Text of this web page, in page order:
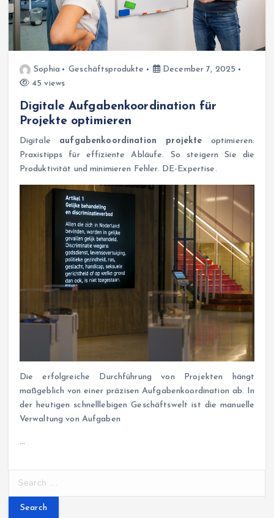
Sophia Geschäftsprodukte
December 7, 2025
45 views
Digitale Aufgabenkoordination für
Projekte optimieren
Digitale aufgabenkoordination projekte optimieren:
Praxistipps für effiziente Abläufe. So steigern Sie die
Produktivität und minimieren Fehler. DE-Expertise.
Die erfolgreiche Durchführung von Projekten hängt
maßgeblich von einer präzisen Aufgabenkoordination ab. In
der heutigen schnelllebigen Geschäftswelt ist die manuelle
Verwaltung von Aufgaben
…